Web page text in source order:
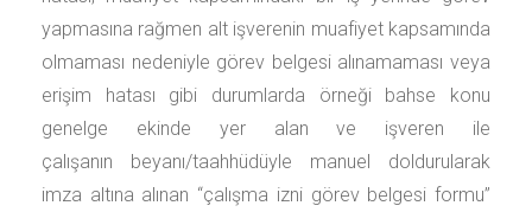
yapmasına rağmen alt işverenin muafiyet kapsamında
olmaması nedeniyle görev belgesi alınamaması veya
erişim hatası gibi durumlarda örneği bahse konu
genelge ekinde yer alan ve işveren ile
çalışanın beyanı/taahhüdüyle manuel doldurularak
imza altına alınan “çalışma izni görev belgesi formu”